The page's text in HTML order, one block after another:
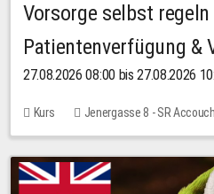
Vorsorge selbst
Patientenverfügung &
27.08.2026 08:00 bis 27.08.2026
Kurs
Jenergasse 8 - SR
Keine freien Plätze